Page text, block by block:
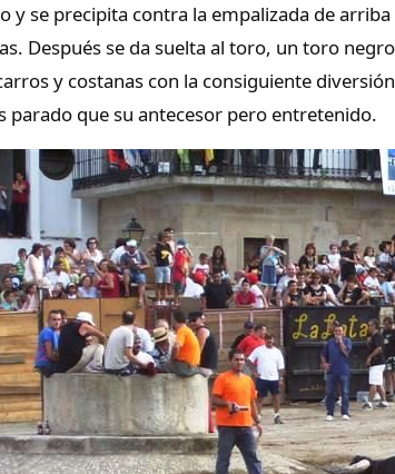
y se precipita contra la empalizada de
Después se da suelta al toro, un toro
y costanas con la consiguiente
parado que su antecesor pero entretenido.